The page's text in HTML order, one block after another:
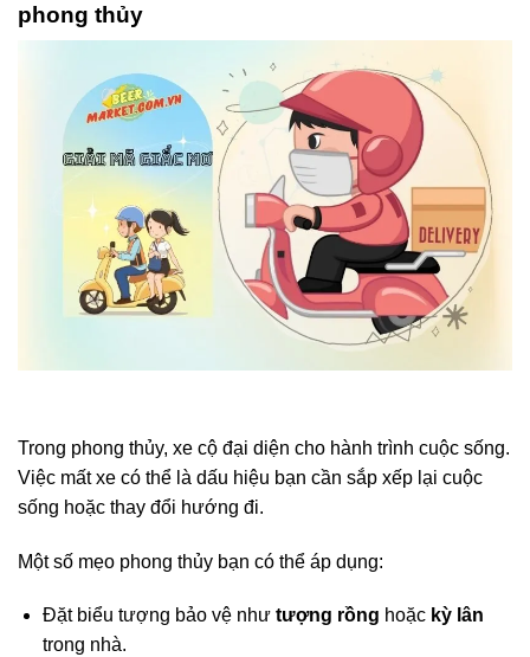
phong thủy
Trong phong thủy, xe cộ đại diện cho hành trình cuộc sống.
Việc mất xe có thể là dấu hiệu bạn cần sắp xếp lại cuộc
sống hoặc thay đổi hướng đi.
Một số mẹo phong thủy bạn có thể áp dụng:
Đặt biểu tượng bảo vệ như tượng rồng hoặc kỳ lân
trong nhà.